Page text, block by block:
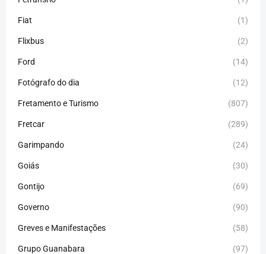
Fiat (1)
Flixbus (2)
Ford (14)
Fotógrafo do dia (12)
Fretamento e Turismo (807)
Fretcar (289)
Garimpando (24)
Goiás (30)
Gontijo (69)
Governo (90)
Greves e Manifestações (58)
Grupo Guanabara (97)